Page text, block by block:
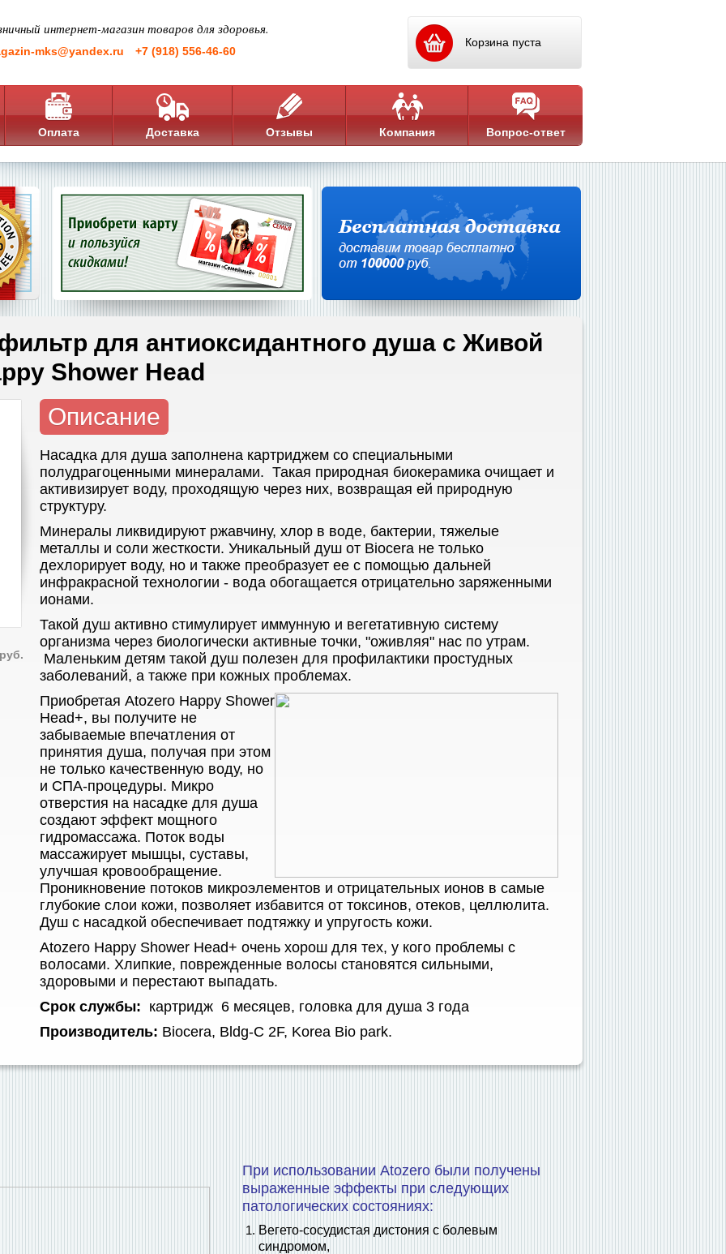
интернет-магазин товаров для здоровья.
mks@yandex.ru +7 (918) 556-46-60
Корзина пуста
Оплата Доставка Отзывы Компания Вопрос-ответ
для антиоксидантного душа с Живой
Shower Head
руб.
Описание
Насадка для душа заполнена картриджем со специальными
полудрагоценными минералами. Такая природная биокерамика очищает и
активизирует воду, проходящую через них, возвращая ей природную
структуру.
Минералы ликвидируют ржавчину, хлор в воде, бактерии, тяжелые
металлы и соли жесткости. Уникальный душ от Biocera не только
дехлорирует воду, но и также преобразует ее с помощью дальней
инфракрасной технологии - вода обогащается отрицательно заряженными
ионами.
Такой душ активно стимулирует иммунную и вегетативную систему
организма через биологически активные точки, "оживляя" нас по утрам.
Маленьким детям такой душ полезен для профилактики простудных
заболеваний, а также при кожных проблемах.
Приобретая Atozero Happy Shower
Head+, вы получите не
забываемые впечатления от
принятия душа, получая при этом
не только качественную воду, но
и СПА-процедуры. Микро
отверстия на насадке для душа
создают эффект мощного
гидромассажа. Поток воды
массажирует мышцы, суставы,
улучшая кровообращение.
Проникновение потоков микроэлементов и отрицательных ионов в самые
глубокие слои кожи, позволяет избавится от токсинов, отеков, целлюлита.
Душ с насадкой обеспечивает подтяжку и упругость кожи.
Atozero Happy Shower Head+ очень хорош для тех, у кого проблемы с
волосами. Хлипкие, поврежденные волосы становятся сильными,
здоровыми и перестают выпадать.
Срок службы: картридж 6 месяцев, головка для душа 3 года
Производитель: Biocera, Bldg-C 2F, Korea Bio park.
При использовании Atozero были получены
выраженные эффекты при следующих
патологических состояниях:
Вегето-сосудистая дистония с болевым
синдромом,